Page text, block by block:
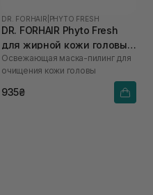
DR. FORHAIR PHYTO FRESH
DR. FORHAIR Phyto Fresh
для жирной кожи головы
200 мл
Освежающая маска-пилинг для
очищения кожи головы
935₴